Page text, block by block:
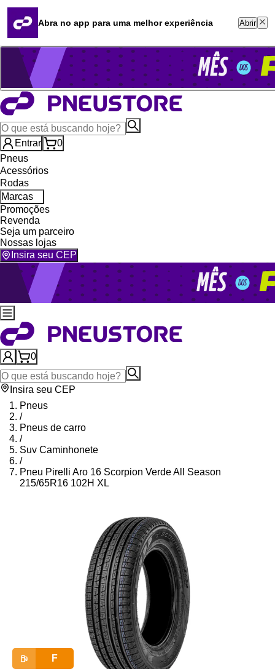
Quero revender
Blog
Whatsapp (16) 99764-8401
Televendas (47) 3046-2551
Entrar
0
Pneus
Acessórios
Rodas
Marcas
Promoções
Revenda
Seja um parceiro
Nossas lojas
Insira seu CEP
0
Insira seu CEP
Pneus
/
Pneus de carro
/
Suv Caminhonete
/
Pneu Pirelli Aro 16 Scorpion Verde All Season
215/65R16 102H XL
F
Abra no app para uma melhor experiência Abrir